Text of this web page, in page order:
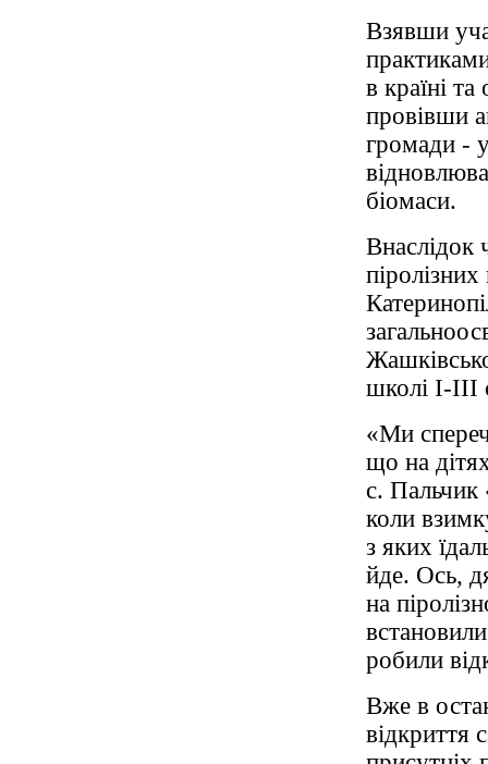
Взявши
в країні
провівши
громади -
біомаси.
Внаслідок
школі І-
«Ми
що на
с. Пальчик
коли
з яких
йде. Ось,
на
робили
Вже в
відкриття